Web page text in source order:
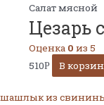
Салат мясной
Цезарь
Оценка 0 из 5
510Р В
шашлык из